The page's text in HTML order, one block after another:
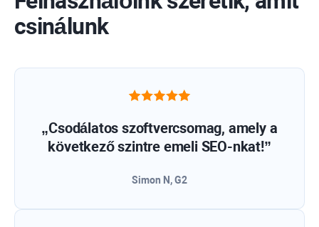
csinálunk
„Csodálatos szoftvercsomag, amely a
következő szintre emeli SEO-nkat!”
Simon N, G2